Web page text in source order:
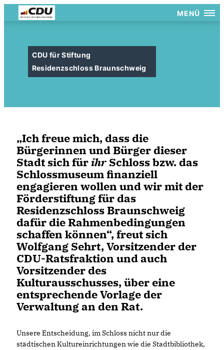
MENÜ
CDU für Stiftung
Residenzschloss Braunschweig
Ich freue mich, dass die
Bürgerinnen und Bürger dieser
Stadt sich für ihr Schloss bzw. das
Schlossmuseum finanziell
engagieren wollen und wir mit der
Förderstiftung für das
Residenzschloss Braunschweig
dafür die Rahmenbedingungen
schaffen können“, freut sich
Wolfgang Sehrt, Vorsitzender der
CDU-Ratsfraktion und auch
Vorsitzender des
Kulturausschusses, über eine
entsprechende Vorlage der
Verwaltung an den Rat.
Unsere Entscheidung, im Schloss nicht nur die
städtischen Kultureinrichtungen wie die Stadtbibliothek,